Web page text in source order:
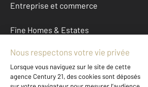
Entreprise et commerce
Fine Homes & Estates
À propos
International